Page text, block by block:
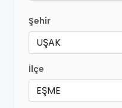
Şehir
UŞAK
İlçe
EŞME